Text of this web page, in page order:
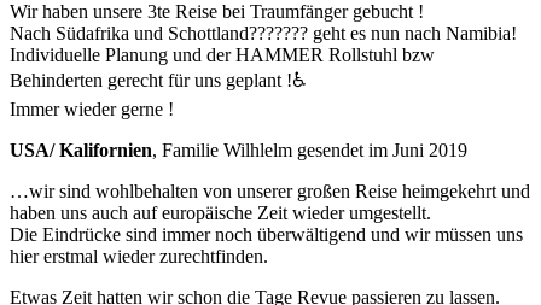
Wir haben unsere 3te Reise bei Traumfänger gebucht !
Nach Südafrika und Schottland??????? geht es nun nach Namibia!
Individuelle Planung und der HAMMER Rollstuhl bzw
Behinderten gerecht für uns geplant !♿️
Immer wieder gerne !
USA/ Kalifornien, Familie Wilhlelm gesendet im Juni 2019
…wir sind wohlbehalten von unserer großen Reise heimgekehrt und
haben uns auch auf europäische Zeit wieder umgestellt.
Die Eindrücke sind immer noch überwältigend und wir müssen uns
hier erstmal wieder zurechtfinden.
Etwas Zeit hatten wir schon die Tage Revue passieren zu lassen.